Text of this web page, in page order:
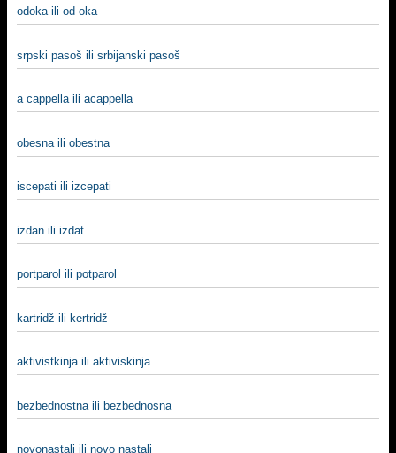
odoka ili od oka
srpski pasoš ili srbijanski pasoš
a cappella ili acappella
obesna ili obestna
iscepati ili izcepati
izdan ili izdat
portparol ili potparol
kartridž ili kertridž
aktivistkinja ili aktiviskinja
bezbednostna ili bezbednosna
novonastali ili novo nastali